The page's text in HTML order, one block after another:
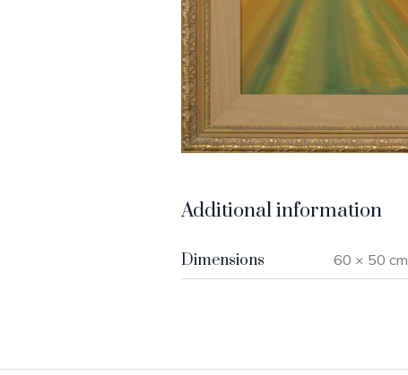
Additional information
Dimensions 60 × 50 cm